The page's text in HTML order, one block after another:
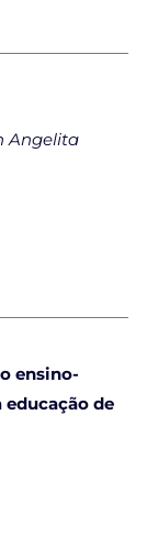
Angelita
ensino-
educação de